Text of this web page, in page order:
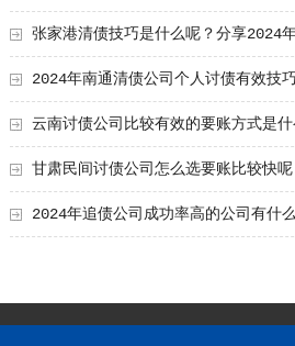
张家港清债技巧是什么呢？分享2024
巧！
2024年南通清债公司个人讨债有效技
云南讨债公司比较有效的要账方式是什
甘肃民间讨债公司怎么选要账比较快
分享
2024年追债公司成功率高的公司有什